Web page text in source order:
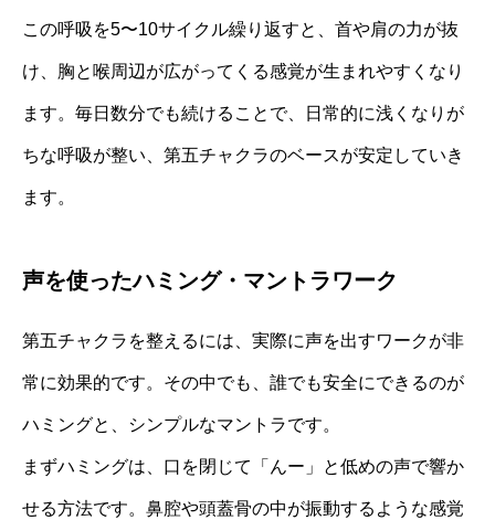
この呼吸を5〜10サイクル繰り返すと、首や肩の力が抜
け、胸と喉周辺が広がってくる感覚が生まれやすくなり
ます。毎日数分でも続けることで、日常的に浅くなりが
ちな呼吸が整い、第五チャクラのベースが安定していき
ます。
声を使ったハミング・マントラワーク
第五チャクラを整えるには、実際に声を出すワークが非
常に効果的です。その中でも、誰でも安全にできるのが
ハミングと、シンプルなマントラです。
まずハミングは、口を閉じて「んー」と低めの声で響か
せる方法です。鼻腔や頭蓋骨の中が振動するような感覚